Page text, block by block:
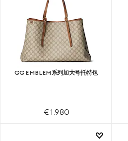
GG EMBLEM系列加大号托特包
€ 1.980